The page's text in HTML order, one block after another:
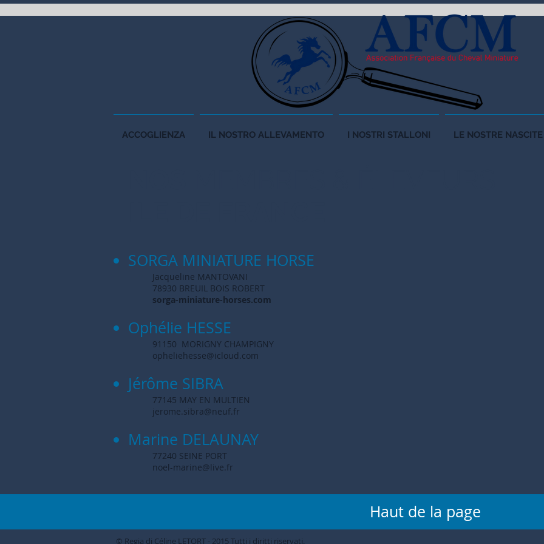
ACCOGLIENZA IL NOSTRO ALLEVAMENTO I NOSTRI STALLONI LE NOSTRE NASCITE
SORGA MINIATURE HORSE
Jacqueline MANTOVANI
78930 BREUIL BOIS ROBERT
sorga-miniature-horses.com
Ophélie HESSE
91150 MORIGNY CHAMPIGNY
opheliehesse@icloud.com
Jérôme SIBRA
77145 MAY EN MULTIEN
jerome.sibra@neuf.fr
Marine DELAUNAY
77240 SEINE PORT
noel-marine@live.fr
Haut de la page
© Regia di Céline LETORT - 2015 Tutti i diritti riservati.